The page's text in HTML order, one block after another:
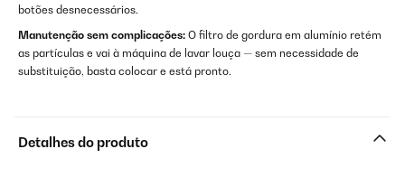
botões desnecessários.
Manutenção sem complicações: O filtro de gordura em alumínio retém
as partículas e vai à máquina de lavar louça — sem necessidade de
substituição, basta colocar e está pronto.
Detalhes do produto